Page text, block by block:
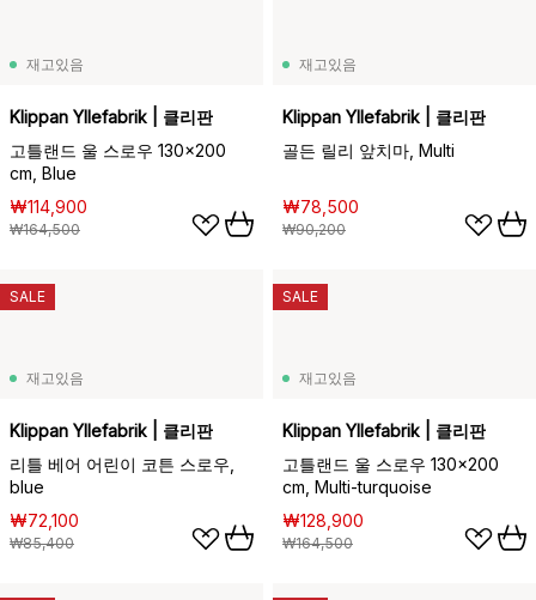
재고있음
Klippan Yllefabrik | 클리판
고틀랜드 울 스로우 130x200
cm, Blue
₩114,900
₩164,500
재고있음
Klippan Yllefabrik | 클리판
골든 릴리 앞치마, Multi
₩78,500
₩90,200
재고있음
Klippan Yllefabrik | 클리판
리틀 베어 어린이 코튼 스로우,
blue
₩72,100
₩85,400
SALE
재고있음
Klippan Yllefabrik | 클리판
고틀랜드 울 스로우 130x200
cm, Multi-turquoise
₩128,900
₩164,500
SALE